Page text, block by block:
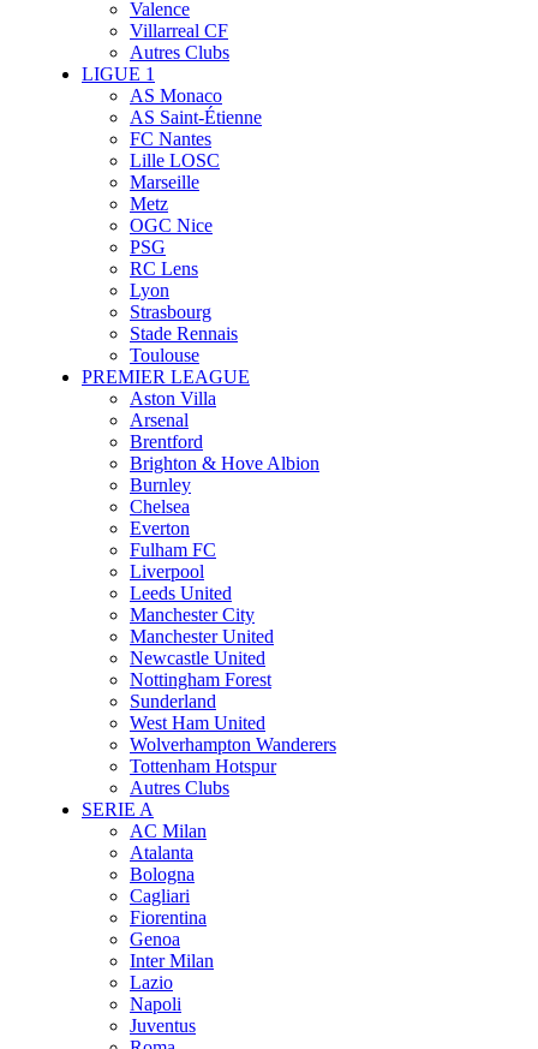
Valence
Villarreal CF
Autres Clubs
LIGUE 1
AS Monaco
AS Saint-Étienne
FC Nantes
Lille LOSC
Marseille
Metz
OGC Nice
PSG
RC Lens
Lyon
Strasbourg
Stade Rennais
Toulouse
PREMIER LEAGUE
Aston Villa
Arsenal
Brentford
Brighton & Hove Albion
Burnley
Chelsea
Everton
Fulham FC
Liverpool
Leeds United
Manchester City
Manchester United
Newcastle United
Nottingham Forest
Sunderland
West Ham United
Wolverhampton Wanderers
Tottenham Hotspur
Autres Clubs
SERIE A
AC Milan
Atalanta
Bologna
Cagliari
Fiorentina
Genoa
Inter Milan
Lazio
Napoli
Juventus